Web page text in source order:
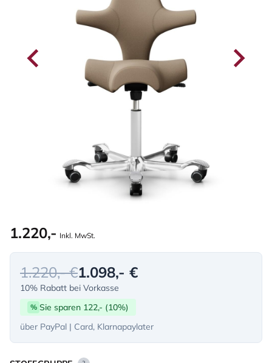
1.220,- Inkl. MwSt.
1.220,- €1.098,- €
10% Rabatt bei Vorkasse
% Sie sparen 122,- (10%)
über PayPal | Card, Klarnapaylater